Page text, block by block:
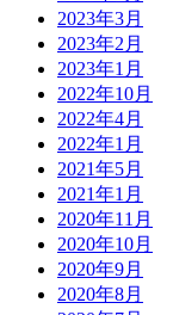
2023年3月
2023年2月
2023年1月
2022年10月
2022年4月
2022年1月
2021年5月
2021年1月
2020年11月
2020年10月
2020年9月
2020年8月